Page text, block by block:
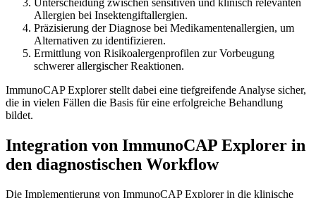
Allergien bei Insektengiftallergien.
Präzisierung der Diagnose bei Medikamentenallergien, um
Alternativen zu identifizieren.
Ermittlung von Risikoalergenprofilen zur Vorbeugung
schwerer allergischer Reaktionen.
ImmunoCAP Explorer stellt dabei eine tiefgreifende Analyse sicher,
die in vielen Fällen die Basis für eine erfolgreiche Behandlung
bildet.
Integration von ImmunoCAP Explorer in
den diagnostischen Workflow
Die Implementierung von ImmunoCAP Explorer in die klinische